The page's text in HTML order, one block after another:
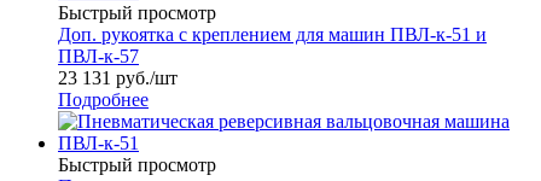
Быстрый просмотр
Доп. рукоятка с креплением для машин ПВЛ-к-51 и
ПВЛ-к-57
23 131 руб./шт
Подробнее
Быстрый просмотр